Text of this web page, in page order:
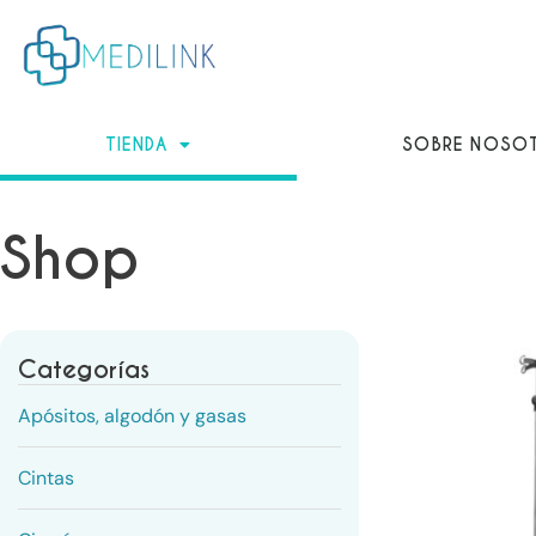
contenido
TIENDA SOBRE
Shop
Categorías
Apósitos, algodón y gasas
Cintas